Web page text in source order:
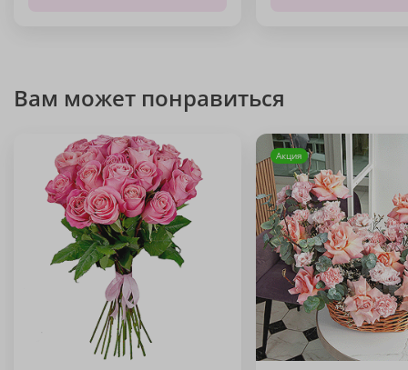
Вам может понравиться
Акция